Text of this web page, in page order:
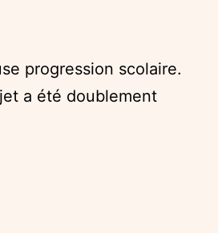
progression scolaire.
a été doublement